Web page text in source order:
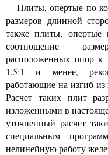
Плиты, опертые по
размеров длинной
также плиты,
соотношение
расположенных опор к
1,5:1 и менее,
работающие на изгиб из
Расчет таких плит
изложенными в
уточненный расчет
специальным
нелинейную работу